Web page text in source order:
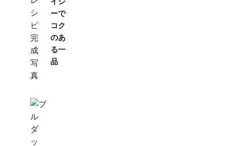
ーで
コク
のあ
る一
品